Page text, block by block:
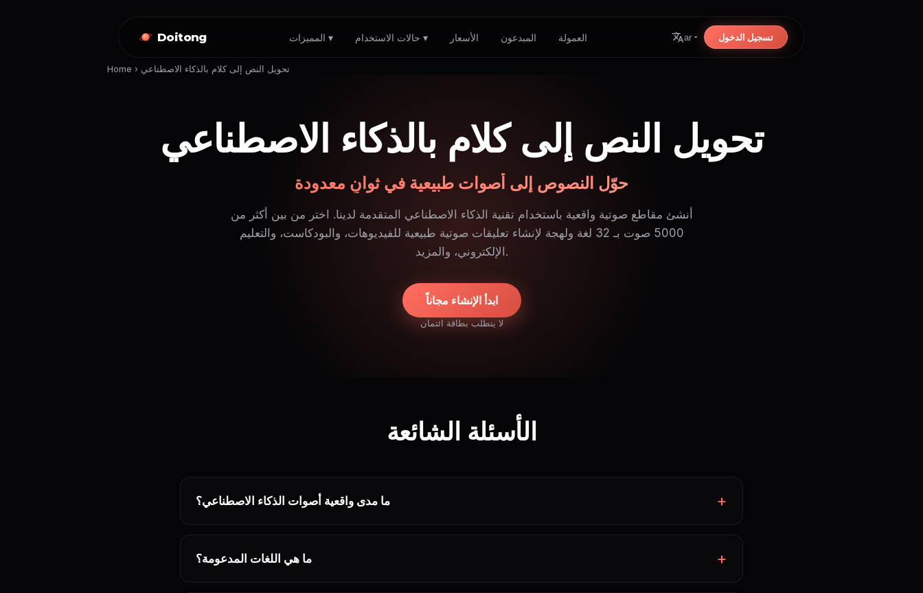
Doitong المميزات ▾ حالات الاستخدام ▾ الأسعار المبدعون العمولة ar تسجيل الدخول
Home › تحويل النص إلى كلام بالذكاء الاصطناعي
تحويل النص إلى كلام بالذكاء الاصطناعي
حوّل النصوص إلى أصوات طبيعية في ثوانٍ معدودة
أنشئ مقاطع صوتية واقعية باستخدام تقنية الذكاء الاصطناعي المتقدمة لدينا. اختر من بين أكثر من
5000 صوت بـ 32 لغة ولهجة لإنشاء تعليقات صوتية طبيعية للفيديوهات، والبودكاست، والتعليم
الإلكتروني، والمزيد.
ابدأ الإنشاء مجاناً
لا يتطلب بطاقة ائتمان
الأسئلة الشائعة
ما مدى واقعية أصوات الذكاء الاصطناعي؟
ما هي اللغات المدعومة؟